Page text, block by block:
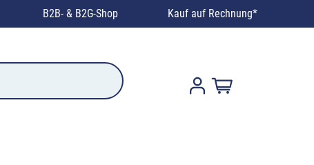
B2B- & B2G-Shop Kauf auf Rechnung*